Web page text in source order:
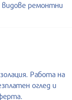
видове ремонтни
Работа на
оглед и